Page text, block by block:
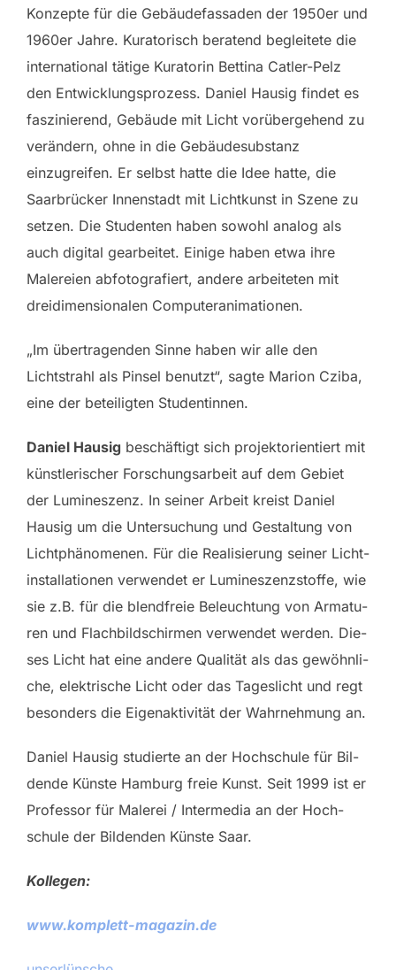
Konzepte für die Gebäudefassaden der 1950er und
1960er Jahre. Kuratorisch beratend begleitete die
international tätige Kuratorin Bettina Catler-Pelz
den Entwicklungsprozess. Daniel Hausig findet es
faszinierend, Gebäude mit Licht vorübergehend zu
verändern, ohne in die Gebäudesubstanz
einzugreifen. Er selbst hatte die Idee hatte, die
Saarbrücker Innenstadt mit Lichtkunst in Szene zu
setzen. Die Studenten haben sowohl analog als
auch digital gearbeitet. Einige haben etwa ihre
Malereien abfotografiert, andere arbeiteten mit
dreidimensionalen Computeranimationen.
„Im übertragenden Sinne haben wir alle den
Lichtstrahl als Pinsel benutzt“, sagte Marion Cziba,
eine der beteiligten Studentinnen.
Da­ni­el Hau­sig be­schäf­tigt sich pro­jek­t­ori­en­tiert mit
künst­le­ri­scher For­schungs­ar­beit auf dem Ge­biet
der Lu­mi­nes­zenz. In sei­ner Ar­beit kreist Da­ni­el
Hau­sig um die Un­ter­su­chung und Ge­stal­tung von
Licht­phä­no­me­nen. Für die Rea­li­sie­rung sei­ner Licht­
in­stal­la­tio­nen ver­wen­det er Lu­mi­nes­zenz­stof­fe, wie
sie z.B. für die blend­freie Be­leuch­tung von Ar­ma­tu­
ren und Flach­bild­schir­men ver­wen­det wer­den. Die­
ses Licht hat eine an­de­re Qua­li­tät als das ge­wöhn­li­
che, elek­tri­sche Licht oder das Ta­ges­licht und regt
be­son­ders die Ei­gen­ak­ti­vi­tät der Wahr­neh­mung an.
Da­ni­el Hau­sig stu­dier­te an der Hoch­schu­le für Bil­
den­de Küns­te Ham­burg freie Kunst. Seit 1999 ist er
Pro­fes­sor für Ma­le­rei / In­ter­me­dia an der Hoch­
schu­le der Bil­den­den Küns­te Saar.
Kollegen:
www.komplett-magazin.de